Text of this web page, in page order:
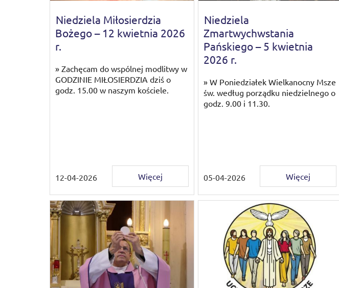
Niedziela Miłosierdzia
Bożego – 12 kwietnia 2026
r.
» Zachęcam do wspólnej modlitwy w
GODZINIE MIŁOSIERDZIA dziś o
godz. 15.00 w naszym kościele.
12-04-2026 Więcej
Niedziela
Zmartwychwstania
Pańskiego – 5 kwietnia
2026 r.
» W Poniedziałek Wielkanocny Msze
św. według porządku niedzielnego o
godz. 9.00 i 11.30.
05-04-2026 Więcej